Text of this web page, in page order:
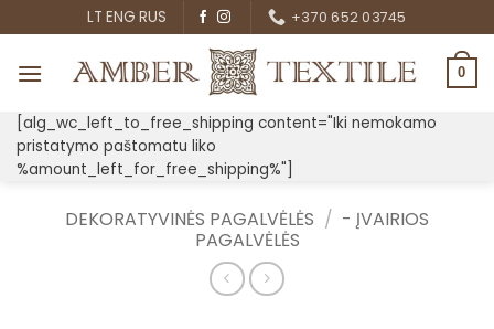
to
content
LT ENG RUS +370 652 03745
0
[alg_wc_left_to_free_shipping content="Iki nemokamo
pristatymo paštomatu liko
%amount_left_for_free_shipping%"]
DEKORATYVINĖS PAGALVĖLĖS / - ĮVAIRIOS
PAGALVĖLĖS